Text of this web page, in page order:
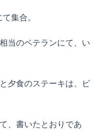
集合。
当のベテランにて、い
夕食のステーキは、ビ
、書いたとおりであ